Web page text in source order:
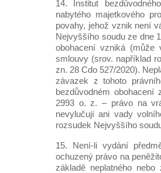
14. Institut
nabytého majetkového
povahy, jehož vznik není
Nejvyššího soudu ze dne
obohacení vzniká (může
smlouvy (srov. například
zn. 28 Cdo 527/2020).
závazek z tohoto
bezdůvodném
2993 o. z. – právo na
nevylučují ani vady
rozsudek Nejvyššího
15. Není-li vydání
ochuzený právo na
základě neplatného